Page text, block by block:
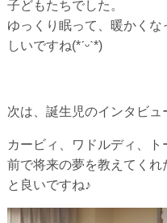
子どもたちでした。
ゆっくり眠って、暖かく
しいですね(*ˊᵕˋ*)
次は、誕生児のインタビュ
カービィ、ワドルディ、
前で将来の夢を教えてくれ
と良いですね♪